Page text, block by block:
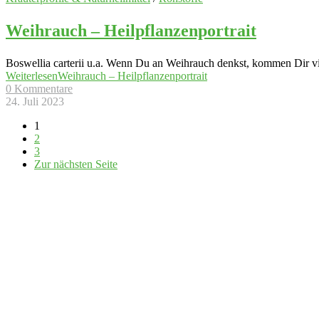
Weihrauch – Heilpflanzenportrait
Boswellia carterii u.a. Wenn Du an Weihrauch denkst, kommen Dir
WeiterlesenWeihrauch – Heilpflanzenportrait
0 Kommentare
24. Juli 2023
1
2
3
Zur nächsten Seite